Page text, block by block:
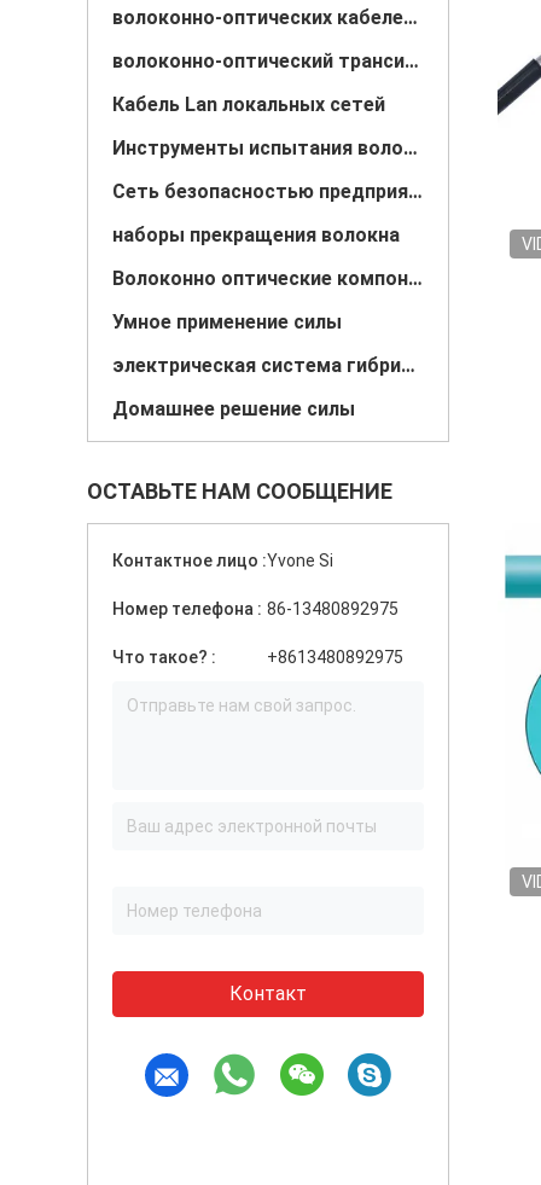
волоконно-оптических кабелей патч
волоконно-оптический трансивер
Кабель Lan локальных сетей
Инструменты испытания волокна
Сеть безопасностью предприятия
наборы прекращения волокна
Волоконно оптические компоненты
Умное применение силы
электрическая система гибрида солнечного ветра
Домашнее решение силы
ОСТАВЬТЕ НАМ СООБЩЕНИЕ
Контактное лицо :Yvone Si
Номер телефона : 86-13480892975
Что такое? : +8613480892975
Контакт